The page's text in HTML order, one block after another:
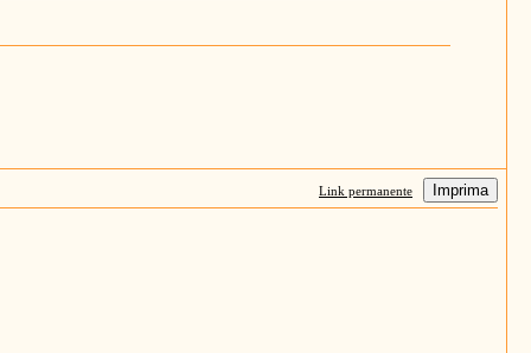
Link permanente Imprima